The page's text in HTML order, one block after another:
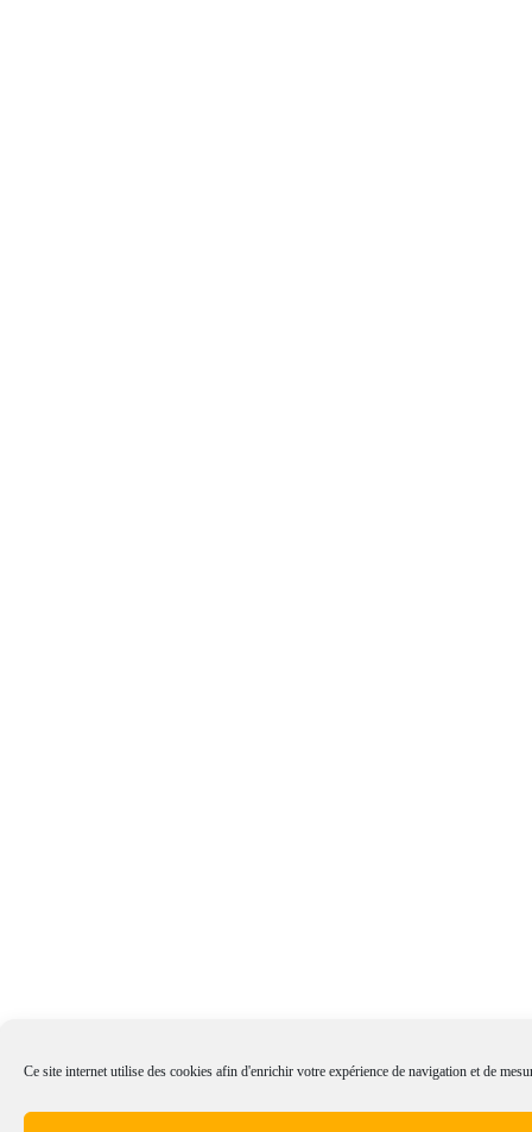
Ce site internet utilise des cookies afin d'enrichir votre expérience de navigation et de